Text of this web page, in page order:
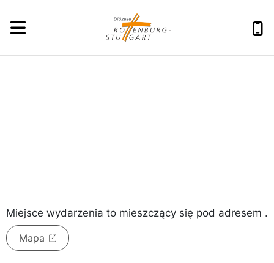
Miejsce wydarzenia to mieszczący się pod adresem .
Mapa